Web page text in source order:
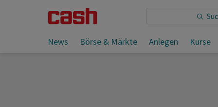
News Börse & Märkte Anlegen Kurse
Sie lesen: